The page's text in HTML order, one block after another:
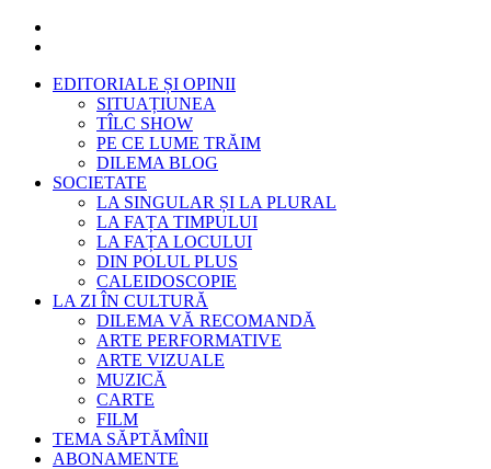
EDITORIALE ȘI OPINII
SITUAȚIUNEA
TÎLC SHOW
PE CE LUME TRĂIM
DILEMA BLOG
SOCIETATE
LA SINGULAR ȘI LA PLURAL
LA FAȚA TIMPULUI
LA FAȚA LOCULUI
DIN POLUL PLUS
CALEIDOSCOPIE
LA ZI ÎN CULTURĂ
DILEMA VĂ RECOMANDĂ
ARTE PERFORMATIVE
ARTE VIZUALE
MUZICĂ
CARTE
FILM
TEMA SĂPTĂMÎNII
ABONAMENTE